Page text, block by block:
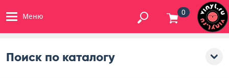
Меню 0
Поиск по каталогу